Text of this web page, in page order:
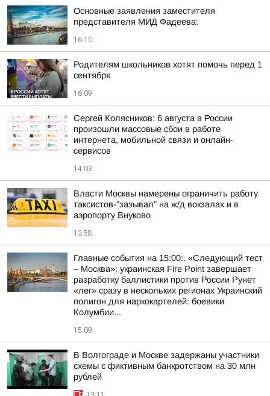
Основные заявления заместителя
представителя МИД Фадеева:
16:10
Родителям школьников хотят помочь перед 1
сентября
16:09
Сергей Колясников: 6 августа в России
произошли массовые сбои в работе
интернета, мобильной связи и онлайн-
сервисов
14:03
Власти Москвы намерены ограничить работу
таксистов-"зазывал" на ж/д вокзалах и в
аэропорту Внуково
13:58
Главные события на 15:00:. «Следующий тест
– Москва»: украинская Fire Point завершает
разработку баллистики против России Рунет
«лег» сразу в нескольких регионах Украинский
полигон для наркокартелей: боевики
Колумбии...
15:09
В Волгограде и Москве задержаны участники
схемы с фиктивным банкротством на 30 млн
рублей